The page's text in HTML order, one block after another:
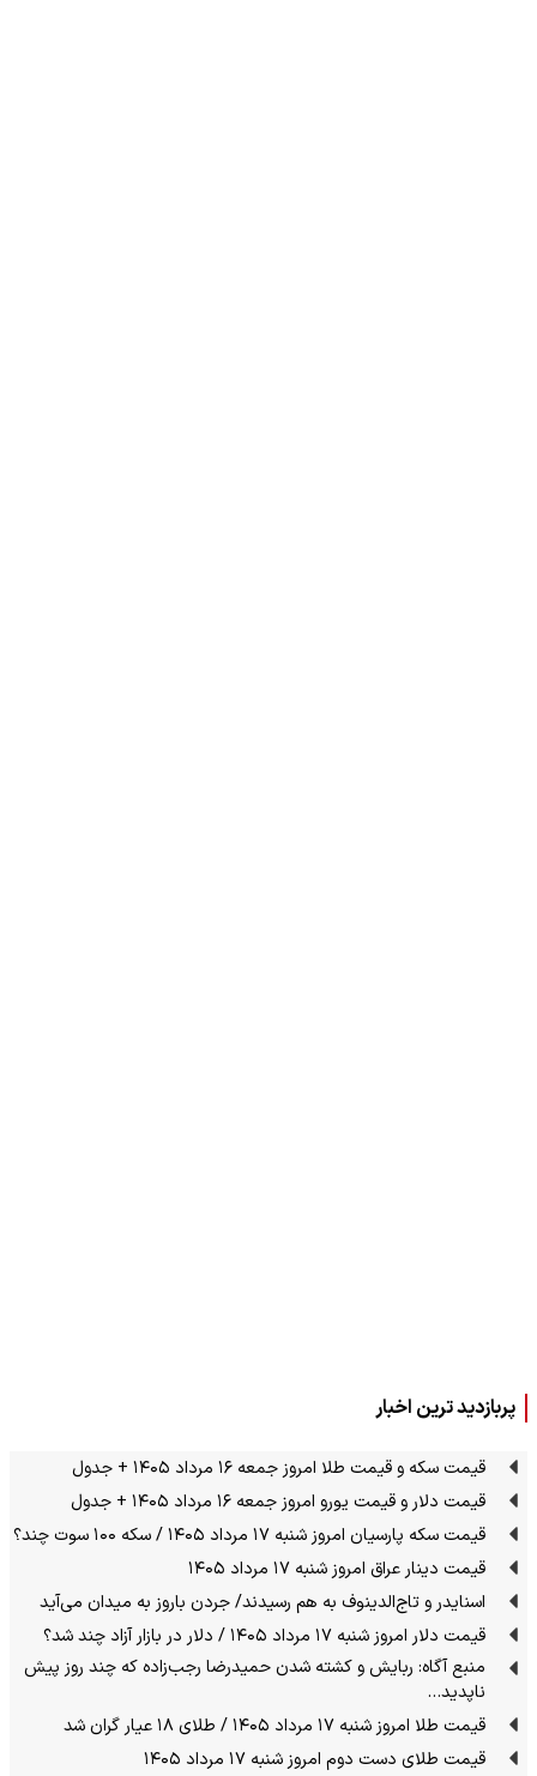
پربازدید ترین اخبار
قیمت سکه و قیمت طلا امروز جمعه ۱۶ مرداد ۱۴۰۵ + جدول
قیمت دلار و قیمت یورو امروز جمعه ۱۶ مرداد ۱۴۰۵ + جدول
قیمت سکه پارسیان امروز شنبه ۱۷ مرداد ۱۴۰۵ / سکه ۱۰۰ سوت چند؟
قیمت دینار عراق امروز شنبه ۱۷ مرداد ۱۴۰۵
اسنایدر و تاج‌الدینوف به هم رسیدند/ جردن باروز به میدان می‌آید
قیمت دلار امروز شنبه ۱۷ مرداد ۱۴۰۵ / دلار در بازار آزاد چند شد؟
منبع آگاه: ربایش و کشته شدن حمیدرضا رجب‌زاده که چند روز پیش
ناپدید…
قیمت طلا امروز شنبه ۱۷ مرداد ۱۴۰۵ / طلای ۱۸ عیار گران شد
قیمت طلای دست دوم امروز شنبه ۱۷ مرداد ۱۴۰۵